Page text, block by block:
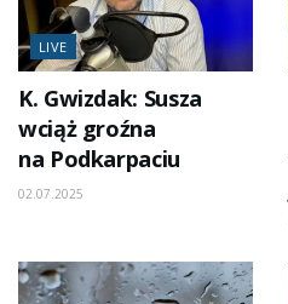
LIVE
K. Gwizdak: Susza
wciąż groźna
na Podkarpaciu
02.07.2025